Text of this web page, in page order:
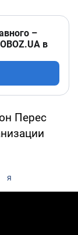
–
в
Перес